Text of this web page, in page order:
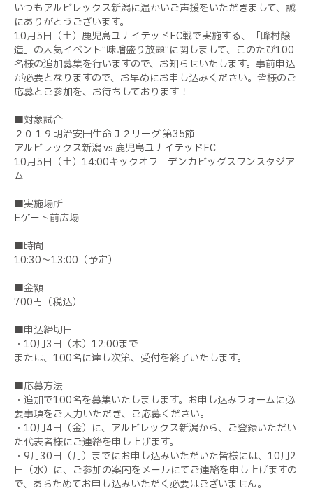
いつもアルビレックス新潟に温かいご声援をいただきまして、誠
にありがとうございます。
10月5日（土）鹿児島ユナイテッドFC戦で実施する、「峰村醸
造」の人気イベント“味噌盛り放題”に関しまして、このたび100
名様の追加募集を行いますので、お知らせいたします。事前申込
が必要となりますので、お早めにお申し込みください。皆様のご
応募とご参加を、お待ちしております！
■対象試合
２０１９明治安田生命Ｊ２リーグ 第35節
アルビレックス新潟 vs 鹿児島ユナイテッドFC
10月5日（土）14:00キックオフ デンカビッグスワンスタジア
ム
■実施場所
Eゲート前広場
■時間
10:30～13:00（予定）
■金額
700円（税込）
■申込締切日
・10月3日（木）12:00まで
または、100名に達し次第、受付を終了いたします。
■応募方法
・追加で100名を募集いたしまします。お申し込みフォームに必
要事項をご入力いただき、ご応募ください。
・10月4日（金）に、アルビレックス新潟から、ご登録いただい
た代表者様にご連絡を申し上げます。
・9月30日（月）までにお申し込みいただいた皆様には、10月2
日（水）に、ご参加の案内をメールにてご連絡を申し上げますの
で、あらためてお申し込みいただく必要はございません。